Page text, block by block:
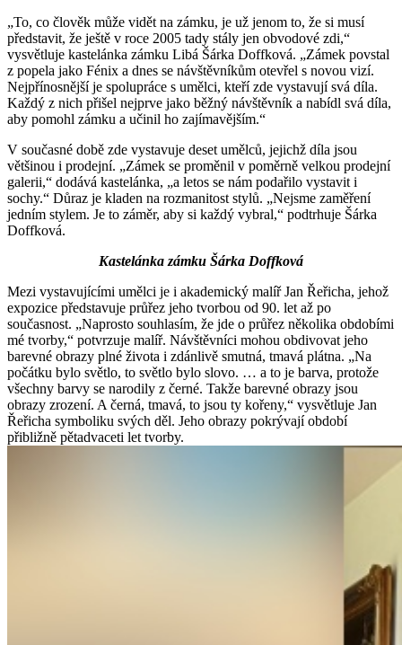
„To, co člověk může vidět na zámku, je už jenom to, že si musí
představit, že ještě v roce 2005 tady stály jen obvodové zdi,“
vysvětluje kastelánka zámku Libá Šárka Doffková. „Zámek povstal
z popela jako Fénix a dnes se návštěvníkům otevřel s novou vizí.
Nejpřínosnější je spolupráce s umělci, kteří zde vystavují svá díla.
Každý z nich přišel nejprve jako běžný návštěvník a nabídl svá díla,
aby pomohl zámku a učinil ho zajímavějším.“
V současné době zde vystavuje deset umělců, jejichž díla jsou
většinou i prodejní. „Zámek se proměnil v poměrně velkou prodejní
galerii,“ dodává kastelánka, „a letos se nám podařilo vystavit i
sochy.“ Důraz je kladen na rozmanitost stylů. „Nejsme zaměření
jedním stylem. Je to záměr, aby si každý vybral,“ podtrhuje Šárka
Doffková.
Kastelánka zámku Šárka Doffková
Mezi vystavujícími umělci je i akademický malíř Jan Řeřicha, jehož
expozice představuje průřez jeho tvorbou od 90. let až po
současnost. „Naprosto souhlasím, že jde o průřez několika obdobími
mé tvorby,“ potvrzuje malíř. Návštěvníci mohou obdivovat jeho
barevné obrazy plné života i zdánlivě smutná, tmavá plátna. „Na
počátku bylo světlo, to světlo bylo slovo. … a to je barva, protože
všechny barvy se narodily z černé. Takže barevné obrazy jsou
obrazy zrození. A černá, tmavá, to jsou ty kořeny,“ vysvětluje Jan
Řeřicha symboliku svých děl. Jeho obrazy pokrývají období
přibližně pětadvaceti let tvorby.